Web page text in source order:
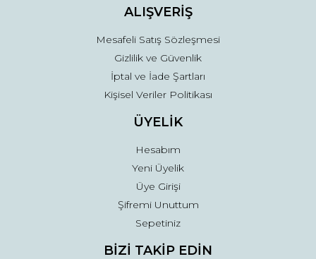
ALIŞVERİŞ
Mesafeli Satış Sözleşmesi
Gizlilik ve Güvenlik
İptal ve İade Şartları
Kişisel Veriler Politikası
ÜYELİK
Hesabım
Yeni Üyelik
Üye Girişi
Şifremi Unuttum
Sepetiniz
BİZİ TAKİP EDİN